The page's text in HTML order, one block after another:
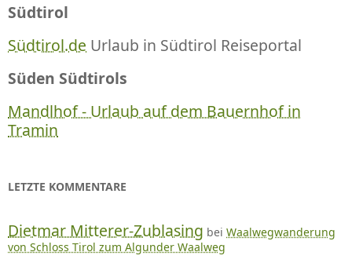
Südtirol
Südtirol.de Urlaub in Südtirol Reiseportal
Süden Südtirols
Mandlhof - Urlaub auf dem Bauernhof in
Tramin
LETZTE KOMMENTARE
Dietmar Mitterer-Zublasing bei Waalwegwanderung
von Schloss Tirol zum Algunder Waalweg